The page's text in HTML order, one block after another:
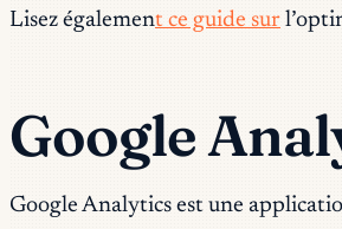
Lisez également ce guide sur
Google
Google Analytics est une